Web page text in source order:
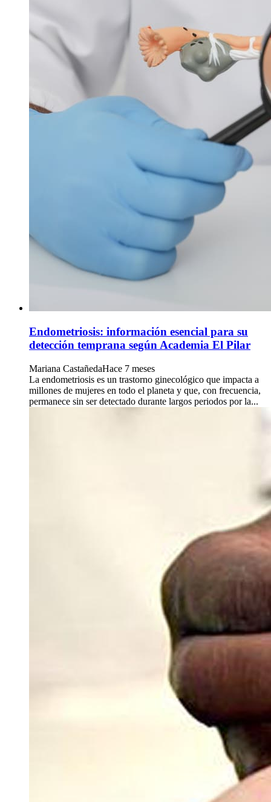
Endometriosis: información esencial para su
detección temprana según Academia El Pilar
Mariana CastañedaHace 7 meses
La endometriosis es un trastorno ginecológico que impacta a
millones de mujeres en todo el planeta y que, con frecuencia,
permanece sin ser detectado durante largos periodos por la...